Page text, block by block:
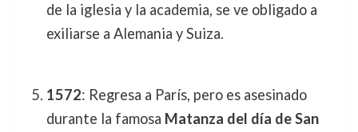
de la iglesia y la academia, se ve obligado a
exiliarse a Alemania y Suiza.
1572: Regresa a París, pero es asesinado
durante la famosa Matanza del día de San